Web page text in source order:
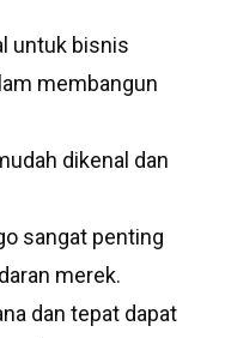
untuk bisnis
membangun
dikenal dan
sangat penting
merek.
dan tepat dapat